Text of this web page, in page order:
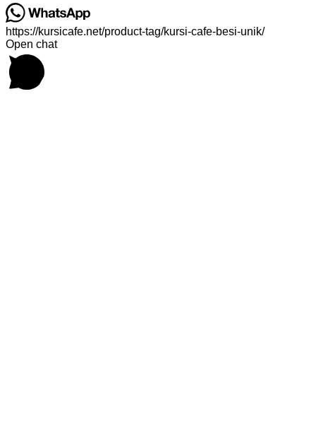
https://kursicafe.net/product-tag/kursi-cafe-besi-unik/
Open chat